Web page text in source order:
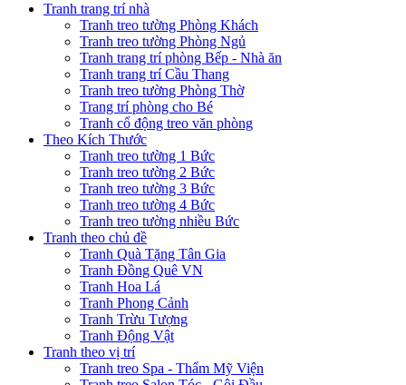
Tranh trang trí nhà
Tranh treo tường Phòng Khách
Tranh treo tường Phòng Ngủ
Tranh trang trí phòng Bếp - Nhà ăn
Tranh trang trí Cầu Thang
Tranh treo tường Phòng Thờ
Trang trí phòng cho Bé
Tranh cổ động treo văn phòng
Theo Kích Thước
Tranh treo tường 1 Bức
Tranh treo tường 2 Bức
Tranh treo tường 3 Bức
Tranh treo tường 4 Bức
Tranh treo tường nhiều Bức
Tranh theo chủ đề
Tranh Quà Tặng Tân Gia
Tranh Đồng Quê VN
Tranh Hoa Lá
Tranh Phong Cảnh
Tranh Trừu Tượng
Tranh Động Vật
Tranh theo vị trí
Tranh treo Spa - Thẩm Mỹ Viện